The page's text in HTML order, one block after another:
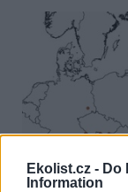
Ekolist.cz - Do
Information